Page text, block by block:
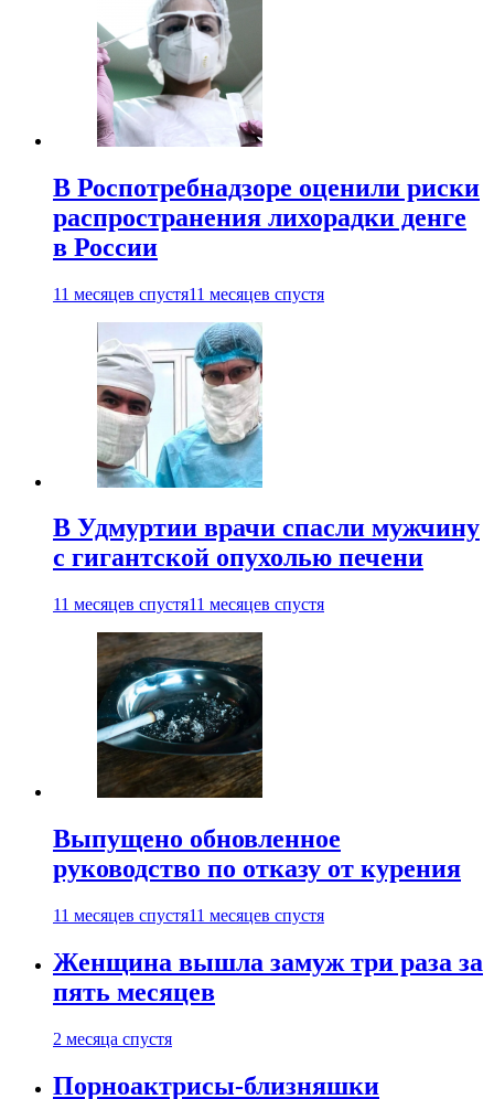
В Роспотребнадзоре оценили риски
распространения лихорадки денге
в России
11 месяцев спустя11 месяцев спустя
В Удмуртии врачи спасли мужчину
с гигантской опухолью печени
11 месяцев спустя11 месяцев спустя
Выпущено обновленное
руководство по отказу от курения
11 месяцев спустя11 месяцев спустя
Женщина вышла замуж три раза за
пять месяцев
2 месяца спустя
Порноактрисы-близняшки